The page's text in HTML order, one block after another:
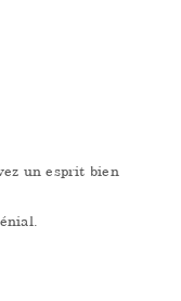
un esprit bien